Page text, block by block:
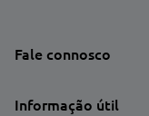
Fale connosco
Informação útil